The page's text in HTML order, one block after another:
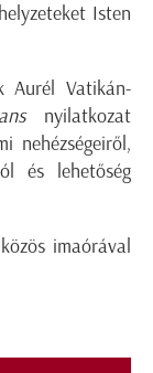
Isten
Aurél Vatikán-
nyilatkozat
nehézségeiről,
és lehetőség
imaórával